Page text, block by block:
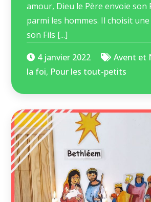
amour, Dieu le Père envoie son
parmi les hommes. Il choisit
son Fils [...]
4 janvier 2022
Avent et
la foi, Pour les tout-petits